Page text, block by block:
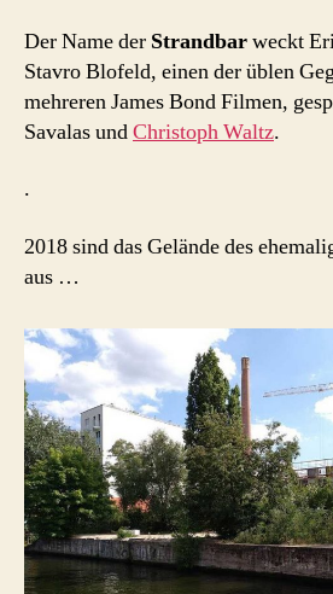
Der Name der Strandbarweckt
Stavro Blofeld, einen der üblen
mehreren James Bond Filmen,
Savalas undChristoph Waltz.
.
2018 sind das Gelände des
aus …